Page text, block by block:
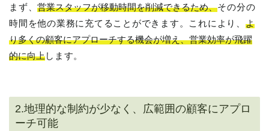
まず、営業スタッフが移動時間を削減できるため、その分の
時間を他の業務に充てることができます。これにより、 よ
り多くの顧客にアプローチする機会が増え、営業効率が飛躍
的に向上します。
2.地理的な制約が少なく、広範囲の顧客にアプロ
ーチ可能